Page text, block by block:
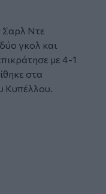
Σαρλ Ντε
γκολ και
με 4-1
στα
Κυπέλλου.